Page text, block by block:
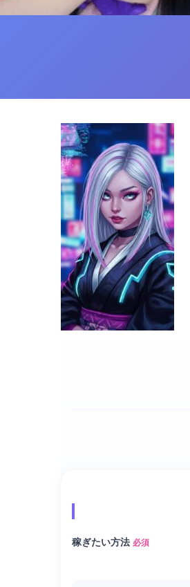
稼ぎたい方法 必須